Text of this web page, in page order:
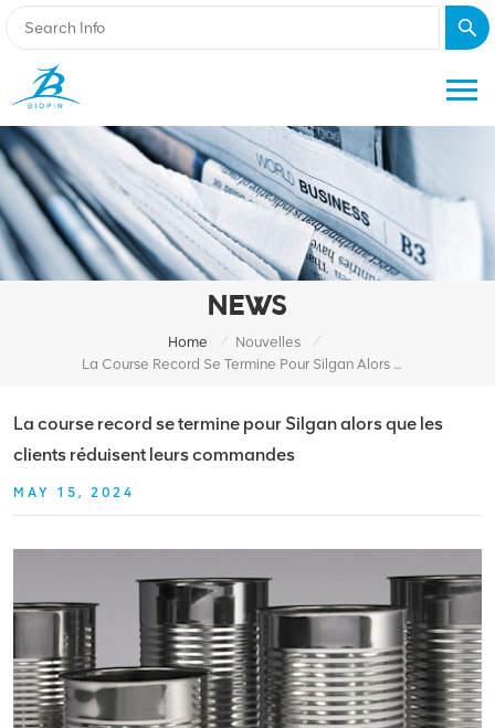
NEWS
Home / Nouvelles
/
La Course Record Se Termine Pour Silgan Alors Que Les Clients Réduisent Leurs Commandes
La course record se termine pour Silgan alors que les
clients réduisent leurs commandes
MAY 15, 2024